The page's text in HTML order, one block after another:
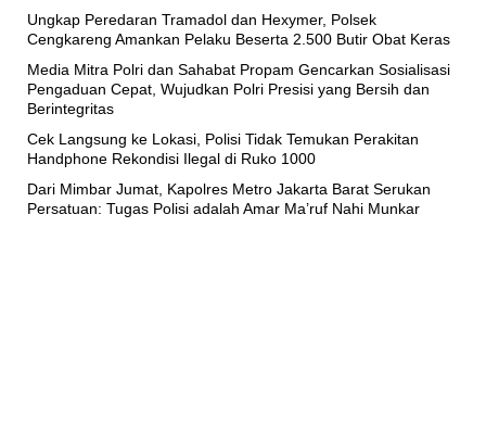
Ungkap Peredaran Tramadol dan Hexymer, Polsek
Cengkareng Amankan Pelaku Beserta 2.500 Butir Obat Keras
Media Mitra Polri dan Sahabat Propam Gencarkan Sosialisasi
Pengaduan Cepat, Wujudkan Polri Presisi yang Bersih dan
Berintegritas
Cek Langsung ke Lokasi, Polisi Tidak Temukan Perakitan
Handphone Rekondisi Ilegal di Ruko 1000
Dari Mimbar Jumat, Kapolres Metro Jakarta Barat Serukan
Persatuan: Tugas Polisi adalah Amar Ma’ruf Nahi Munkar